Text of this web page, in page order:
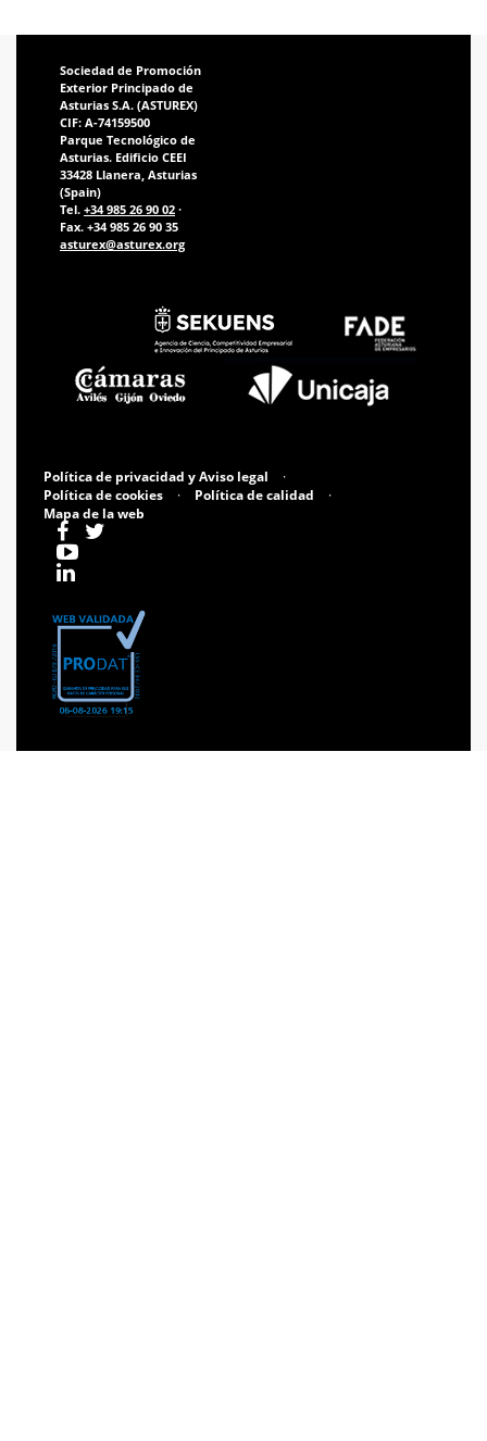
Sociedad de Promoción
Exterior Principado de
Asturias S.A. (ASTUREX)
CIF: A-74159500
Parque Tecnológico de
Asturias. Edificio CEEI
33428 Llanera, Asturias
(Spain)
Tel. +34 985 26 90 02 ·
Fax. +34 985 26 90 35
asturex@asturex.org
Política de privacidad y Aviso legal
·
Política de cookies
· Política de calidad
·
Mapa de la web